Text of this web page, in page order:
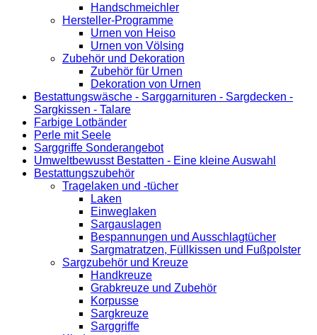
Handschmeichler
Hersteller-Programme
Urnen von Heiso
Urnen von Völsing
Zubehör und Dekoration
Zubehör für Urnen
Dekoration von Urnen
Bestattungswäsche - Sarggarnituren - Sargdecken -
Sargkissen - Talare
Farbige Lotbänder
Perle mit Seele
Sarggriffe Sonderangebot
Umweltbewusst Bestatten - Eine kleine Auswahl
Bestattungszubehör
Tragelaken und -tücher
Laken
Einweglaken
Sargauslagen
Bespannungen und Ausschlagtücher
Sargmatratzen, Füllkissen und Fußpolster
Sargzubehör und Kreuze
Handkreuze
Grabkreuze und Zubehör
Korpusse
Sargkreuze
Sarggriffe